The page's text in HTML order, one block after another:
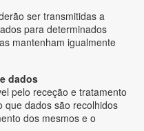
ser transmitidas a
para determinados
mantenham igualmente
dados
pelo receção e tratamento
que dados são recolhidos
dos mesmos e o